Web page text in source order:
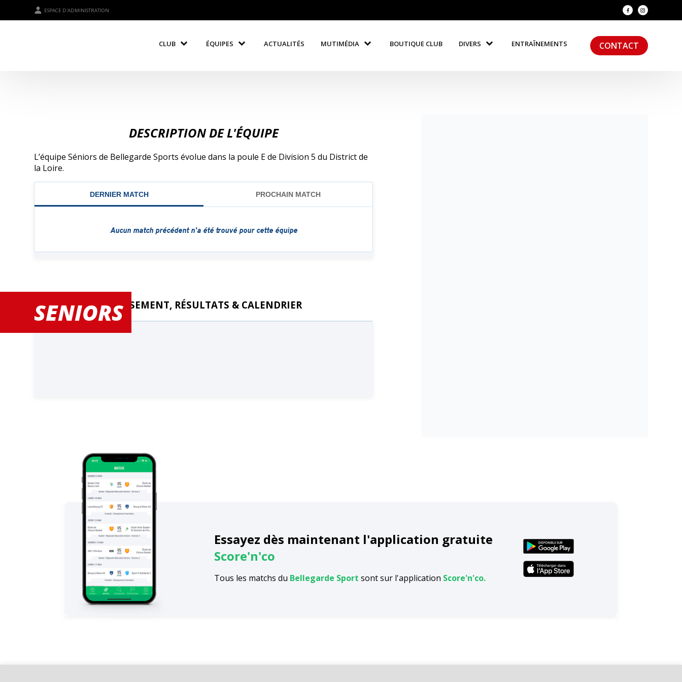
ESPACE D'ADMINISTRATION
CLUB ÉQUIPES ACTUALITÉS MUTIMÉDIA BOUTIQUE CLUB DIVERS ENTRAÎNEMENTS CONTACT
SENIORS
DESCRIPTION DE L'ÉQUIPE
L’équipe Séniors de Bellegarde Sports évolue dans la poule E de Division 5 du District de
la Loire.
CLASSEMENT, RÉSULTATS & CALENDRIER
Essayez dès maintenant l'application gratuite
Score'n'co
Tous les matchs du Bellegarde Sport sont sur l'application Score'n'co.